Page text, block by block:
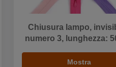
Chiusura lampo,
numero 3, lunghezza:
Mostra